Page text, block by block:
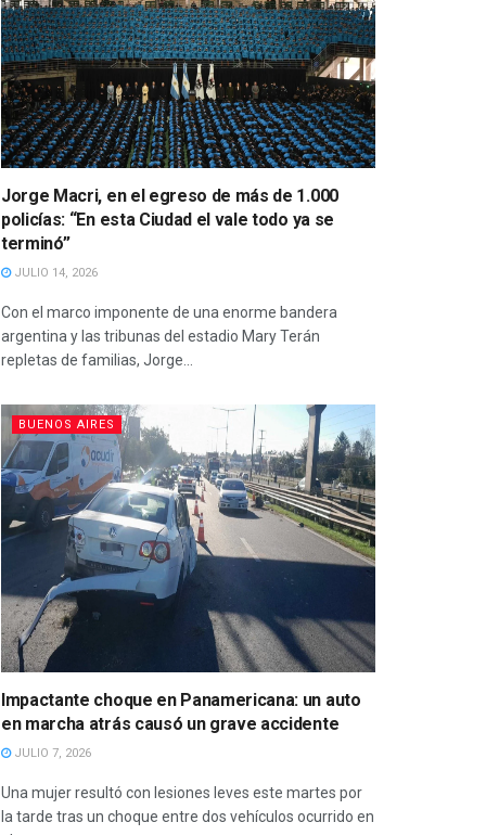
Jorge Macri, en el egreso de más de 1.000
policías: “En esta Ciudad el vale todo ya se
terminó”
JULIO 14, 2026
Con el marco imponente de una enorme bandera
argentina y las tribunas del estadio Mary Terán
repletas de familias, Jorge...
BUENOS AIRES
Impactante choque en Panamericana: un auto
en marcha atrás causó un grave accidente
JULIO 7, 2026
Una mujer resultó con lesiones leves este martes por
la tarde tras un choque entre dos vehículos ocurrido en